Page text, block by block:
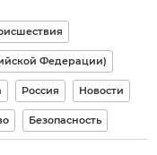
Федерации)
Россия Новости
Безопасность